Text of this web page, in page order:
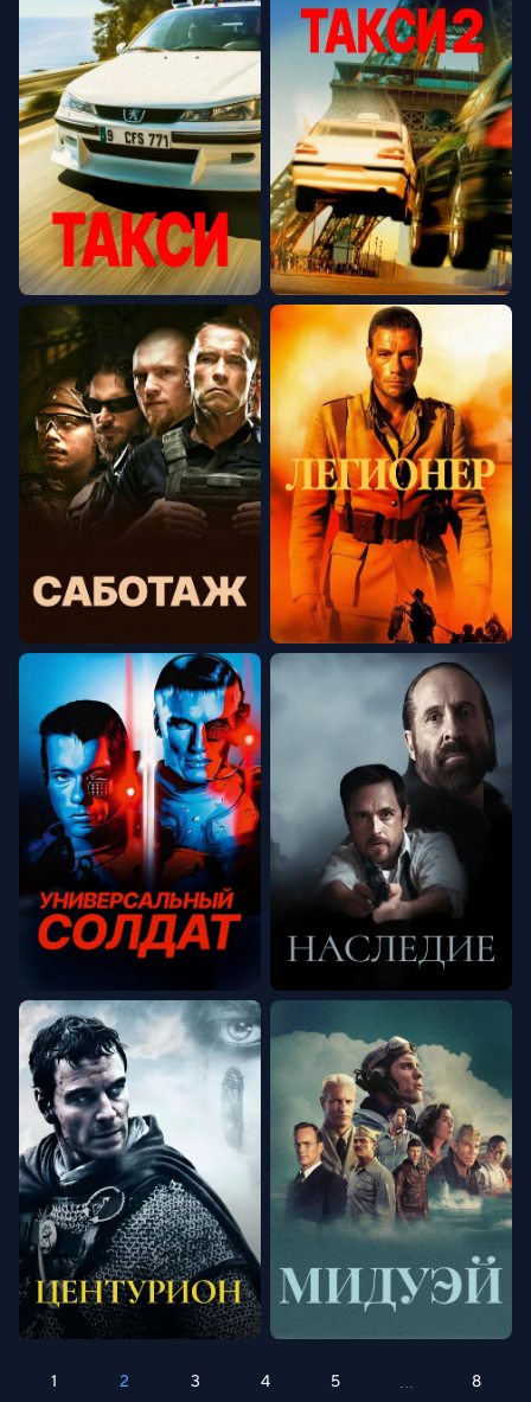
1 2 3 4 5 8